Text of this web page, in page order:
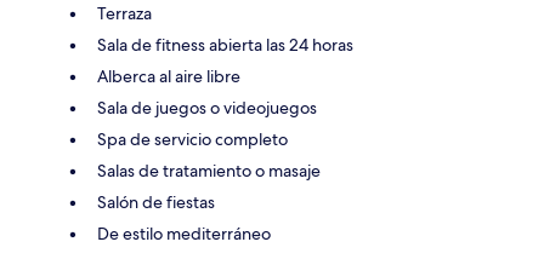
Terraza
Sala de fitness abierta las 24 horas
Alberca al aire libre
Sala de juegos o videojuegos
Spa de servicio completo
Salas de tratamiento o masaje
Salón de fiestas
De estilo mediterráneo